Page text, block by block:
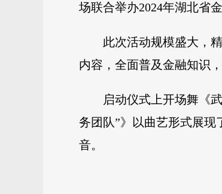
场联合举办2024年湖北省
此次活动规模盛大，
内容，全面普及金融知识
启动仪式上开场舞《
务团队”》以曲艺形式展现
音。